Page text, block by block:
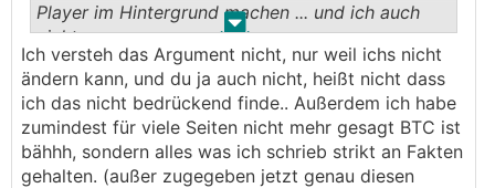
. .
Player im Hintergrund machen ... und ich auch
nicht.
Aber besser bei beim Run dabei sein als der
Moral folgend sagen BTC ist bähhhh.
Alles andere ist purer Idealismus. Wer sagt denn,
dass die Welt vor die Hunde geht? Hast du dazu
valide Quellen?
Ich versteh das Argument nicht, nur weil ichs nicht
ändern kann, und du ja auch nicht, heißt nicht dass
ich das nicht bedrückend finde.. Außerdem ich habe
zumindest für viele Seiten nicht mehr gesagt BTC ist
bähhh, sondern alles was ich schrieb strikt an Fakten
gehalten. (außer zugegeben jetzt genau diesen